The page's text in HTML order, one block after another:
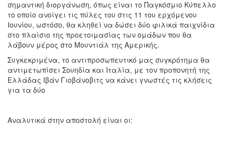
σημαντική διοργάνωση, όπως είναι το Παγκόσμιο Κύπελλο
το οποίο ανοίγει τις πύλες του στις 11 του ερχόμενου
Ιουνίου, ωστόσο, θα κληθεί να δώσει δύο φιλικά παιχνίδια
στο πλαίσιο της προετοιμασίας των ομάδων που θα
λάβουν μέρος στο Μουντιάλ της Αμερικής.
Συγκεκριμένα, το αντιπροσωπευτικό μας συγκρότημα θα
αντιμετωπίσει Σουηδία και Ιταλία, με τον προπονητή της
Ελλάδας Ιβάν Γιοβάνοβιτς να κάνει γνωστές τις κλήσεις
για τα δύο
Αναλυτικά στην αποστολή είναι οι: